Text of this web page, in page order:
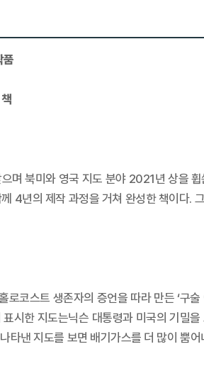
품
며 북미와 영국 지도 분야 2021년 상을
4년의 제작 과정을 거쳐 완성한 책이다.
코스트 생존자의 증언을 따라 만든 ‘구
시한 지도는닉슨 대통령과 미국의 기밀
낸 지도를 보면 배기가스를 더 많이 뿜